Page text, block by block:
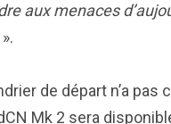
aux menaces
».
de départ n’a pas
Mk 2 sera